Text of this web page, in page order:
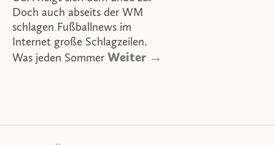
Doch auch abseits der WM
schlagen Fußballnews im
Internet große Schlagzeilen.
Was jeden Sommer Weiter →